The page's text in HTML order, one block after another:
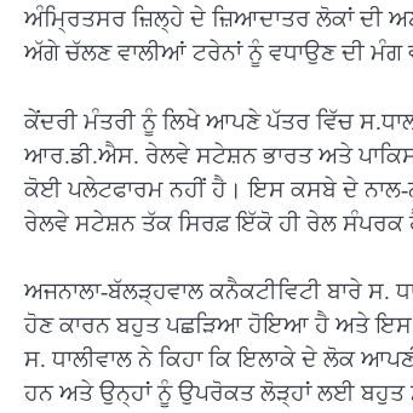
ਅੰਮ੍ਰਿਤਸਰ ਜ਼ਿਲ੍ਹੇ ਦੇ ਜ਼ਿਆਦਾਤਰ ਲੋਕਾਂ ਦੀ
ਅੱਗੇ ਚੱਲਣ ਵਾਲੀਆਂ ਟਰੇਨਾਂ ਨੂੰ ਵਧਾਉਣ ਦੀ ਮੰਗ
ਕੇਂਦਰੀ ਮੰਤਰੀ ਨੂੰ ਲਿਖੇ ਆਪਣੇ ਪੱਤਰ ਵਿੱਚ
ਆਰ.ਡੀ.ਐਸ. ਰੇਲਵੇ ਸਟੇਸ਼ਨ ਭਾਰਤ ਅਤੇ
ਕੋਈ ਪਲੇਟਫਾਰਮ ਨਹੀਂ ਹੈ। ਇਸ ਕਸਬੇ ਦੇ ਨਾਲ-
ਰੇਲਵੇ ਸਟੇਸ਼ਨ ਤੱਕ ਸਿਰਫ਼ ਇੱਕੋ ਹੀ ਰੇਲ ਸੰਪਰਕ
ਅਜਨਾਲਾ-ਬੱਲੜ੍ਹਵਾਲ ਕਨੈਕਟੀਵਿਟੀ ਬਾਰੇ
ਹੋਣ ਕਾਰਨ ਬਹੁਤ ਪਛੜਿਆ ਹੋਇਆ ਹੈ ਅਤੇ ਇਸ
ਸ. ਧਾਲੀਵਾਲ ਨੇ ਕਿਹਾ ਕਿ ਇਲਾਕੇ ਦੇ ਲੋਕ
ਹਨ ਅਤੇ ਉਨ੍ਹਾਂ ਨੂੰ ਉਪਰੋਕਤ ਲੋੜ੍ਹਾਂ ਲਈ ਬਹੁਤ